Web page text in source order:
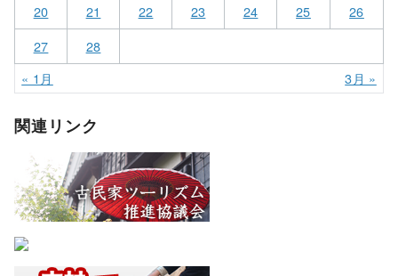
20
21 22 23 24 25
26
27
28
« 1月
3月 »
関連リンク